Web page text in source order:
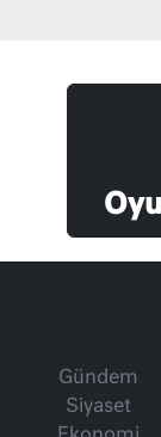
Gündem
Siyaset